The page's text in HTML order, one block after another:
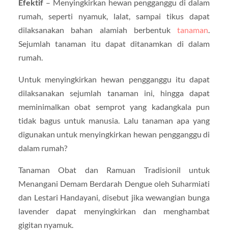
Efektif– Menyingkirkan hewan pengganggu di dalam
rumah, seperti nyamuk, lalat, sampai tikus dapat
dilaksanakan bahan alamiah berbentuktanaman
Sejumlah tanaman itu dapat ditanamkan di dalam
rumah.
Untuk menyingkirkan hewan pengganggu itu dapat
dilaksanakan sejumlah tanaman ini, hingga dapat
meminimalkan obat semprot yang kadangkala pun
tidak bagus untuk manusia. Lalu tanaman apa yang
digunakan untuk menyingkirkan hewan pengganggu di
dalam rumah?
Tanaman Obat dan Ramuan Tradisionil untuk
Menangani Demam Berdarah Dengue oleh Suharmiati
dan Lestari Handayani, disebut jika wewangian bunga
lavender dapat menyingkirkan dan menghambat
gigitan nyamuk.